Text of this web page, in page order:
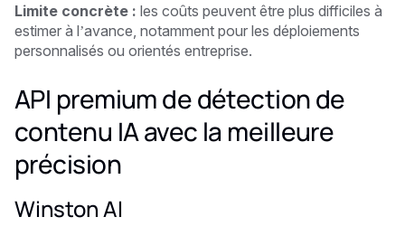
Limite concrète : les coûts peuvent être plus difficiles à
estimer à l’avance, notamment pour les déploiements
personnalisés ou orientés entreprise.
API premium de détection de
contenu IA avec la meilleure
précision
Winston AI